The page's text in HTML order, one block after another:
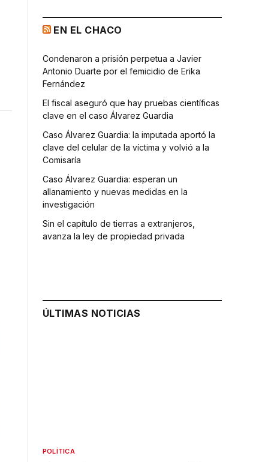
EN EL CHACO
Condenaron a prisión perpetua a Javier
Antonio Duarte por el femicidio de Erika
Fernández
El fiscal aseguró que hay pruebas científicas
clave en el caso Álvarez Guardia
Caso Álvarez Guardia: la imputada aportó la
clave del celular de la víctima y volvió a la
Comisaría
Caso Álvarez Guardia: esperan un
allanamiento y nuevas medidas en la
investigación
Sin el capítulo de tierras a extranjeros,
avanza la ley de propiedad privada
ÚLTIMAS NOTICIAS
POLÍTICA